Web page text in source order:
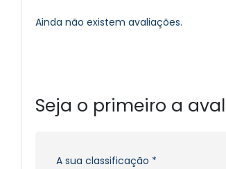
Ainda não existem avaliações.
Seja o primeiro a
A sua classificação *